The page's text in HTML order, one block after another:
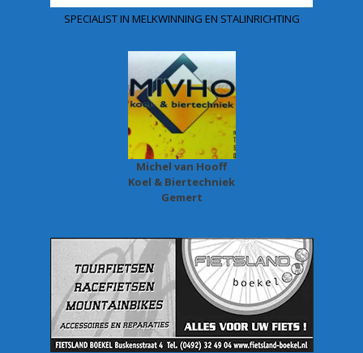
SPECIALIST IN MELKWINNING EN STALINRICHTING
Michel van Hooff
Koel & Biertechniek
Gemert